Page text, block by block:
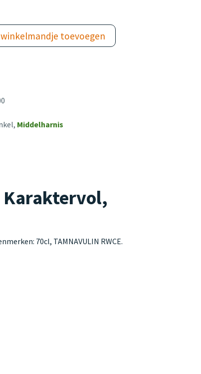
toevoegen
Middelharnis
Karaktervol,
70cl, TAMNAVULIN RWCE.